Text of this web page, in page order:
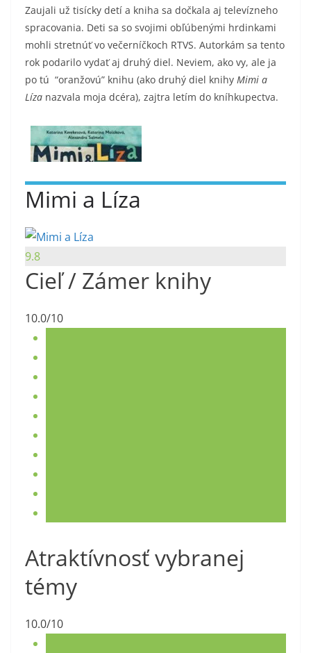
Zaujali už tisícky detí a kniha sa dočkala aj televízneho
spracovania. Deti sa so svojimi obľúbenými hrdinkami
mohli stretnúť vo večerníčkoch RTVS. Autorkám sa tento
rok podarilo vydať aj druhý diel. Neviem, ako vy, ale ja
po tú “oranžovú” knihu (ako druhý diel knihy Mimi a
Líza nazvala moja dcéra), zajtra letím do kníhkupectva.
Mimi a Líza
9.8
Cieľ / Zámer knihy
10.0/10
Atraktívnosť vybranej
témy
10.0/10